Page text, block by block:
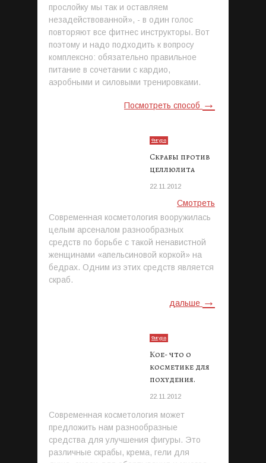
прослойку мы так и оставляем
незадействованной», - в один голос
повторяют все фитнес инструкторы. Вот
поэтому и надо подходить к вопросу
комплексно: обязательно правильное
питание в сочетании с кардио,
аэробными и силовыми тренировками.
Посмотреть способ →
Фигура
Скрабы против
целлюлита
22.11.2012
Современная косметология вооружилась
целым арсеналом разнообразных
средств по борьбе с такой ненавистной
женщинами «апельсиновой коркой» на
бедрах. Одним из этих средств является
скраб.
Смотреть
дальше →
Фигура
Кое- что о
косметике для
похудения.
22.11.2012
Современная косметология может
предложить нам разнообразные
средства для улучшения фигуры. Это
различные скрабы, крема, гели для